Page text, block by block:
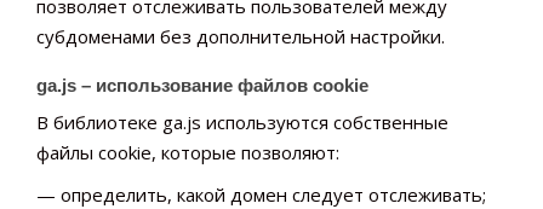
позволяет отслеживать пользователей между
субдоменами без дополнительной настройки.
ga.js – использование файлов cookie
В библиотеке ga.js используются собственные
файлы cookie, которые позволяют:
— определить, какой домен следует отслеживать;